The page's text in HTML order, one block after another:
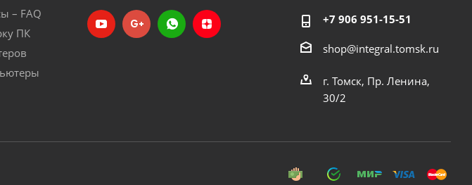
– FAQ
ПК
+7 906 951-15-51
shop@integral.tomsk.ru
г. Томск, Пр. Ленина,
30/2